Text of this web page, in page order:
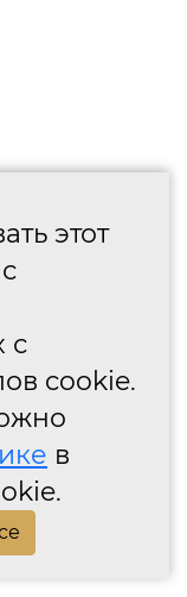
этот
с
cookie.
в